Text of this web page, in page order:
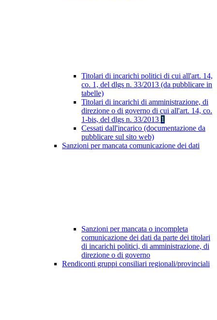
Titolari di incarichi politici di cui all'art. 14,
co. 1, del dlgs n. 33/2013 (da pubblicare in
tabelle)
Titolari di incarichi di amministrazione, di
direzione o di governo di cui all'art. 14, co.
1-bis, del dlgs n. 33/2013 1
Cessati dall'incarico (documentazione da
pubblicare sul sito web)
Sanzioni per mancata comunicazione dei dati
Sanzioni per mancata o incompleta
comunicazione dei dati da parte dei titolari
di incarichi politici, di amministrazione, di
direzione o di governo
Rendiconti gruppi consiliari regionali/provinciali